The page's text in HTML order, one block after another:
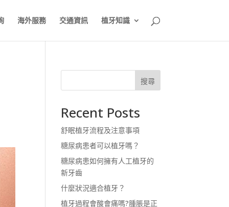
海外服務 交通資訊 植牙知識
搜尋
Recent Posts
舒眠植牙流程及注意事項
糖尿病患者可以植牙嗎？
糖尿病患如何擁有人工植牙的
新牙齒
什麼狀況適合植牙？
植牙過程會酸會痛嗎?腫脹是正